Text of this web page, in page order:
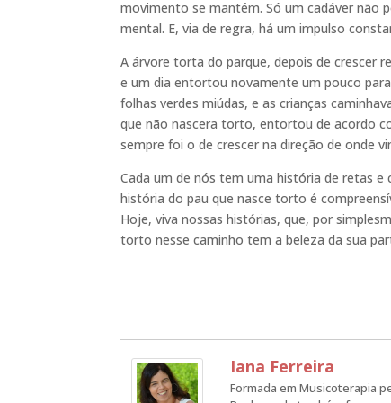
movimento se mantém. Só um cadáver não
mental. E, via de regra, há um impulso
A árvore torta do parque, depois de crescer
e um dia entortou novamente um pouco
folhas verdes miúdas, e as crianças
que não nascera torto, entortou de acordo
sempre foi o de crescer na direção de onde
Cada um de nós tem uma história de retas e
história do pau que nasce torto é
Hoje, viva nossas histórias, que, por
torto nesse caminho tem a beleza da sua
Iana Ferreira
Formada em Musicoterapia